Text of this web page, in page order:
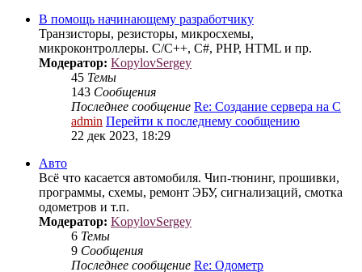
В помощь начинающему разработчику
Транзисторы, резисторы, микросхемы,
микроконтроллеры. C/C++, C#, PHP, HTML и пр.
Модератор: KopylovSergey
45 Темы
143 Сообщения
Последнее сообщение Re: Создание сервера на С
admin Перейти к последнему сообщению
22 дек 2023, 18:29
Авто
Всё что касается автомобиля. Чип-тюнинг, прошивки,
программы, схемы, ремонт ЭБУ, сигнализаций, смотка
одометров и т.п.
Модератор: KopylovSergey
6 Темы
9 Сообщения
Последнее сообщение Re: Одометр